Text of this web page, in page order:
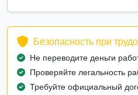
Безопасность при
Не переводите деньги
Проверяйте легальность
Требуйте официальный